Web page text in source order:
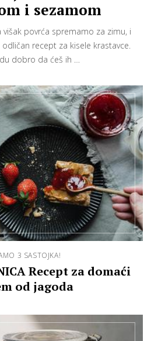
i sezamom
višak povrća spremamo za zimu, i
recept za kisele krastavce.
dobro da ćeš ih …
3 SASTOJKA!
Recept za domaći
od jagoda